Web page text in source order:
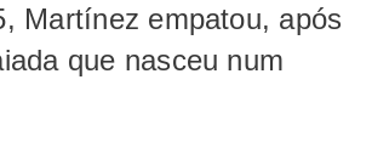
Martínez empatou, após
que nasceu num